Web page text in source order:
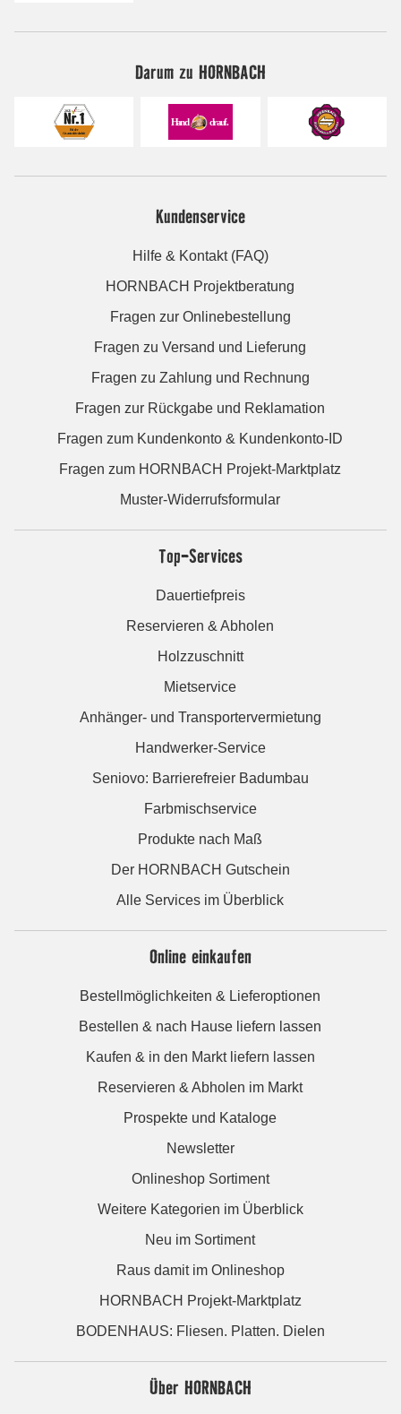
Darum zu HORNBACH
Kundenservice
Hilfe & Kontakt (FAQ)
HORNBACH Projektberatung
Fragen zur Onlinebestellung
Fragen zu Versand und Lieferung
Fragen zu Zahlung und Rechnung
Fragen zur Rückgabe und Reklamation
Fragen zum Kundenkonto & Kundenkonto-ID
Fragen zum HORNBACH Projekt-Marktplatz
Muster-Widerrufsformular
Top-Services
Dauertiefpreis
Reservieren & Abholen
Holzzuschnitt
Mietservice
Anhänger- und Transportervermietung
Handwerker-Service
Seniovo: Barrierefreier Badumbau
Farbmischservice
Produkte nach Maß
Der HORNBACH Gutschein
Alle Services im Überblick
Online einkaufen
Bestellmöglichkeiten & Lieferoptionen
Bestellen & nach Hause liefern lassen
Kaufen & in den Markt liefern lassen
Reservieren & Abholen im Markt
Prospekte und Kataloge
Newsletter
Onlineshop Sortiment
Weitere Kategorien im Überblick
Neu im Sortiment
Raus damit im Onlineshop
HORNBACH Projekt-Marktplatz
BODENHAUS: Fliesen. Platten. Dielen
Über HORNBACH